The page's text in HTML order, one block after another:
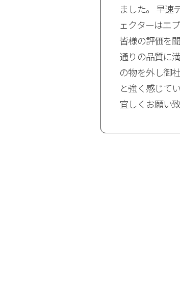
ました。 早速
ェクターはエ
皆様の評価を
通りの品質に
の物を外し御
と強く感じて
宜しくお願い致